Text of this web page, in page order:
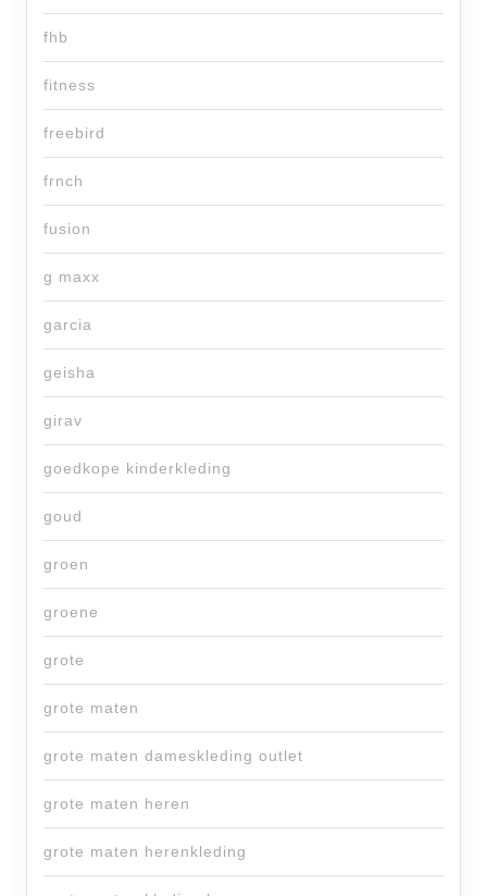
fhb
fitness
freebird
frnch
fusion
g maxx
garcia
geisha
girav
goedkope kinderkleding
goud
groen
groene
grote
grote maten
grote maten dameskleding outlet
grote maten heren
grote maten herenkleding